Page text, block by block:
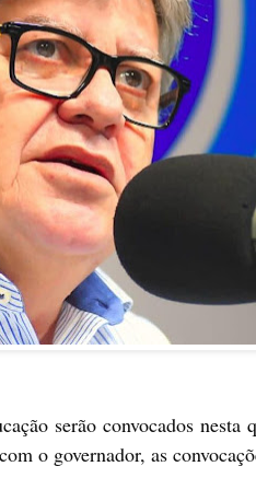
serão convocados
o governador, as